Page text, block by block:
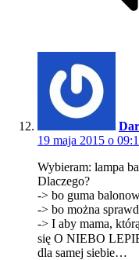
19 maja 2015 o
Wybieram: lampa
Dlaczego?
-> bo guma
-> bo można
-> I aby mama,
się O NIEBO
dla samej siebie…